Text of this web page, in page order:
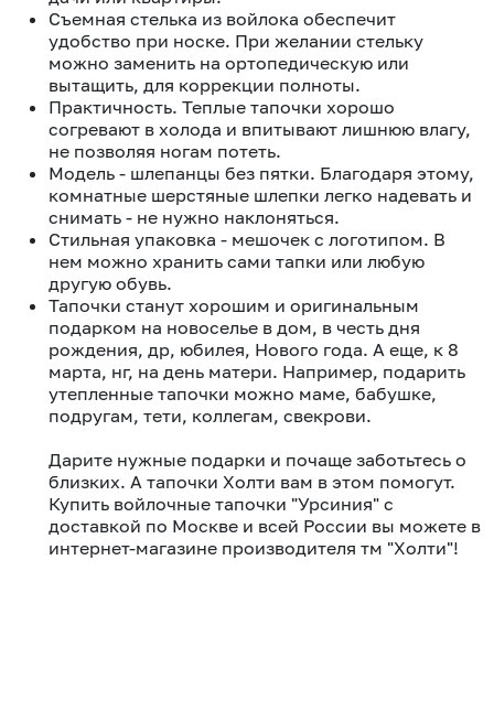
Съемная стелька из войлока обеспечит
удобство при носке. При желании стельку
можно заменить на ортопедическую или
вытащить, для коррекции полноты.
Практичность. Теплые тапочки хорошо
согревают в холода и впитывают лишнюю влагу,
не позволяя ногам потеть.
Модель - шлепанцы без пятки. Благодаря этому,
комнатные шерстяные шлепки легко надевать и
снимать - не нужно наклоняться.
Стильная упаковка - мешочек с логотипом. В
нем можно хранить сами тапки или любую
другую обувь.
Тапочки станут хорошим и оригинальным
подарком на новоселье в дом, в честь дня
рождения, др, юбилея, Нового года. А еще, к 8
марта, нг, на день матери. Например, подарить
утепленные тапочки можно маме, бабушке,
подругам, тети, коллегам, свекрови.
Дарите нужные подарки и почаще заботьтесь о
близких. А тапочки Холти вам в этом помогут.
Купить войлочные тапочки "Урсиния" с
доставкой по Москве и всей России вы можете в
интернет-магазине производителя тм "Холти"!